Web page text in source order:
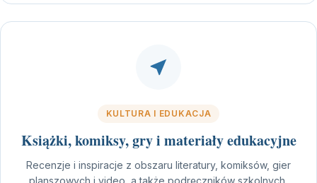
KULTURA I EDUKACJA
Książki, komiksy, gry i materiały edukacyjne
Recenzje i inspiracje z obszaru literatury, komiksów, gier
planszowych i video, a także podręczników szkolnych,